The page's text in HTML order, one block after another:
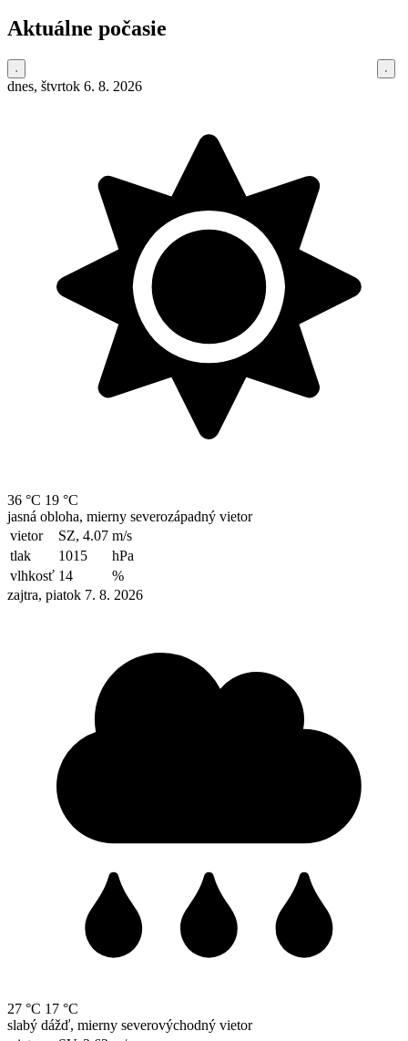
Aktuálne počasie
dnes, štvrtok 6. 8. 2026
36 °C 19 °C
jasná obloha, mierny severozápadný vietor
vietor
SZ, 4.07 m/s
tlak
1015
hPa
vlhkosť 14
%
zajtra, piatok 7. 8. 2026
27 °C 17 °C
slabý dážď, mierny severovýchodný vietor